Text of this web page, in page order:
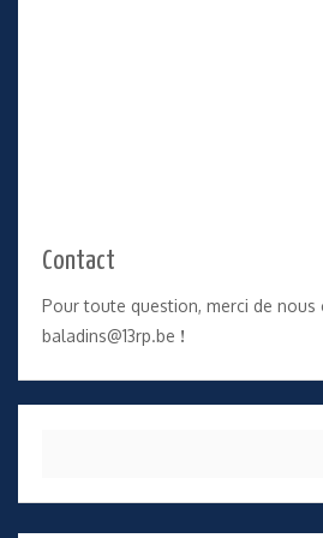
Contact
Pour toute question, merci de nous
baladins@13rp.be !